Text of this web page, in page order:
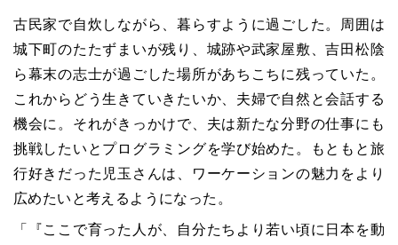
古民家で自炊しながら、暮らすように過ごした。周囲は
城下町のたたずまいが残り、城跡や武家屋敷、吉田松陰
ら幕末の志士が過ごした場所があちこちに残っていた。
これからどう生きていきたいか、夫婦で自然と会話する
機会に。それがきっかけで、夫は新たな分野の仕事にも
挑戦したいとプログラミングを学び始めた。もともと旅
行好きだった児玉さんは、ワーケーションの魅力をより
広めたいと考えるようになった。
「『ここで育った人が、自分たちより若い頃に日本を動